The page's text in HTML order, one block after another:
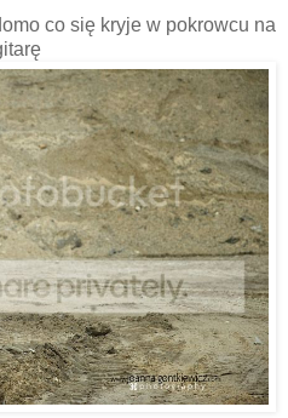
co się kryje w pokrowcu na